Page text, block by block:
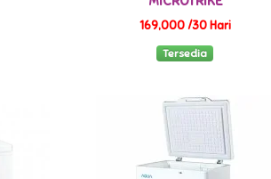
169,000 /30 Hari
Tersedia